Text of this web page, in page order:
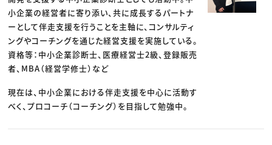
小企業の経営者に寄り添い、共に成長するパートナ
ーとして伴走支援を行うことを主軸に、コンサルティ
ングやコーチングを通じた経営支援を実施している。
資格等：中小企業診断士、医療経営士2級、登録販売
者、MBA（経営学修士）など
現在は、中小企業における伴走支援を中心に活動す
べく、プロコーチ（コーチング）を目指して勉強中。